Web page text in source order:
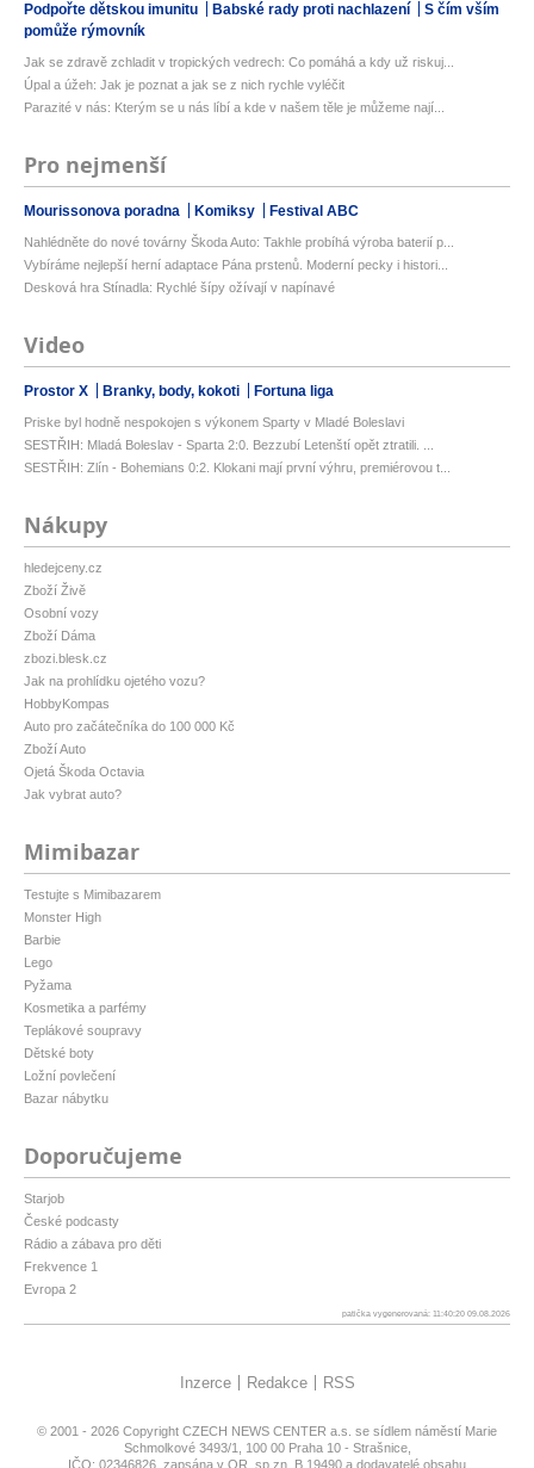
Podpořte dětskou imunitu Babské rady proti nachlazení
S čím vším
pomůže rýmovník
Jak se zdravě zchladit v tropických vedrech: Co pomáhá a kdy už riskuj...
Úpal a úžeh: Jak je poznat a jak se z nich rychle vyléčit
Parazité v nás: Kterým se u nás líbí a kde v našem těle je můžeme nají...
Pro nejmenší
Mourissonova poradna Komiksy Festival ABC
Nahlédněte do nové továrny Škoda Auto: Takhle probíhá výroba baterií p...
Vybíráme nejlepší herní adaptace Pána prstenů. Moderní pecky i histori...
Desková hra Stínadla: Rychlé šípy ožívají v napínavé
Video
Prostor X Branky, body, kokoti Fortuna liga
Priske byl hodně nespokojen s výkonem Sparty v Mladé Boleslavi
SESTŘIH: Mladá Boleslav - Sparta 2:0. Bezzubí Letenští opět ztratili. ...
SESTŘIH: Zlín - Bohemians 0:2. Klokani mají první výhru, premiérovou t...
Nákupy
hledejceny.cz
Zboží Živě
Osobní vozy
Zboží Dáma
zbozi.blesk.cz
Jak na prohlídku ojetého vozu?
HobbyKompas
Auto pro začátečníka do 100 000 Kč
Zboží Auto
Ojetá Škoda Octavia
Jak vybrat auto?
Mimibazar
Testujte s Mimibazarem
Monster High
Barbie
Lego
Pyžama
Kosmetika a parfémy
Teplákové soupravy
Dětské boty
Ložní povlečení
Bazar nábytku
Doporučujeme
Starjob
České podcasty
Rádio a zábava pro děti
Frekvence 1
Evropa 2
patička vygenerovaná: 11:40:20 09.08.2026
Inzerce Redakce RSS
© 2001 - 2026 Copyright CZECH NEWS CENTER a.s. se sídlem náměstí Marie
Schmolkové 3493/1, 100 00 Praha 10 - Strašnice,
IČO: 02346826, zapsána v OR, sp.zn. B 19490 a dodavatelé obsahu